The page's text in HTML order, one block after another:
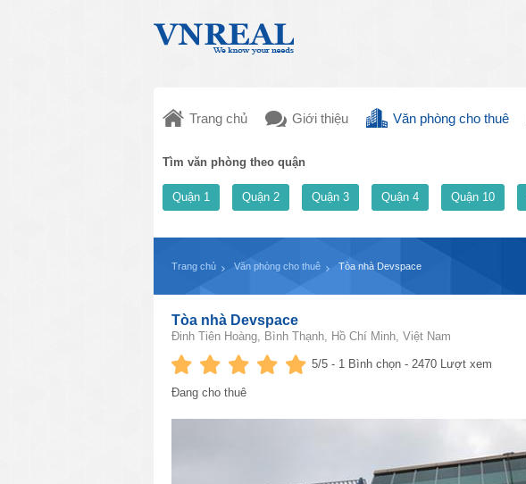
Trang chủ Giới thiệu Văn phòng cho thuê
Tìm văn phòng theo quận
Quận 1 Quận 2 Quận 3 Quận 4 Quận 10
Trang chủ Văn phòng cho thuê Tòa nhà Devspace
Tòa nhà Devspace
Đinh Tiên Hoàng, Bình Thạnh, Hồ Chí Minh, Việt Nam
5/5 - 1 Bình chọn - 2470 Lượt xem
Đang cho thuê